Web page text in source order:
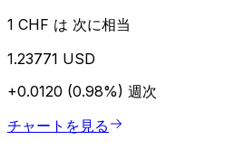
1 CHF は 次に相当
1.23771 USD
+0.0120 (0.98%) 週次
チャートを見る